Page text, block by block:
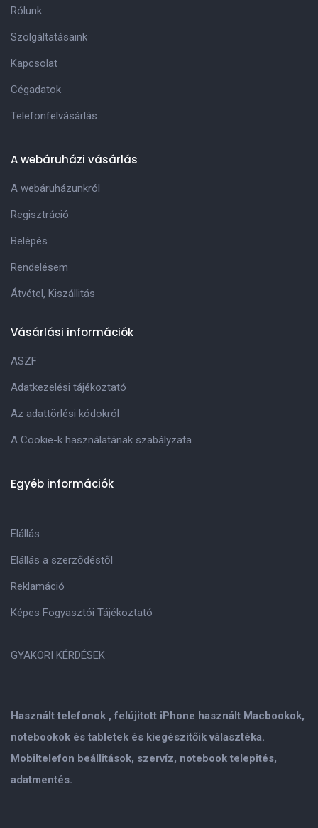
Használt telefonok , felújitott iPhone használt Macbookok,
notebookok és tabletek és kiegészitőik választéka.
Mobiltelefon beállitások, szervíz, notebook telepités,
adatmentés.
Rólunk
Szolgáltatásaink
Kapcsolat
Cégadatok
Telefonfelvásárlás
A webáruházi vásárlás
A webáruházunkról
Regisztráció
Belépés
Rendelésem
Átvétel, Kiszállitás
Vásárlási információk
ASZF
Adatkezelési tájékoztató
Az adattörlési kódokról
A Cookie-k használatának szabályzata
Egyéb információk
Elállás
Elállás a szerződéstől
Reklamáció
Képes Fogyasztói Tájékoztató
GYAKORI KÉRDÉSEK